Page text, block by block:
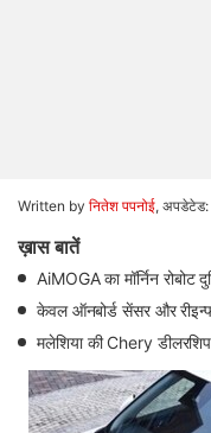
Written by नितेश पपनोई, अपडेटेड:
ख़ास बातें
AiMOGA का मॉर्निन रोबोट
केवल ऑनबोर्ड सेंसर और
मलेशिया की Chery